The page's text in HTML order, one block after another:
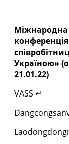
Україною»
21.01.22)
VASS ↵